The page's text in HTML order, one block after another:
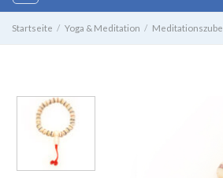
Startseite / Yoga & Meditation /